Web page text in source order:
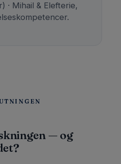
· Mihail & Elefterie,
— og